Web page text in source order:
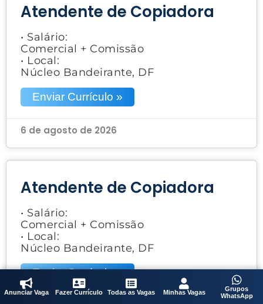
Atendente de Copiadora
• Salário:
Comercial + Comissão
• Local:
Núcleo Bandeirante, DF
Enviar Currículo »
6 de agosto de 2026
Atendente de Copiadora
• Salário:
Comercial + Comissão
• Local:
Núcleo Bandeirante, DF
Enviar Currículo »
Anunciar Vaga Fazer Currículo Todas as Vagas Minhas Vagas
Grupos
WhatsApp